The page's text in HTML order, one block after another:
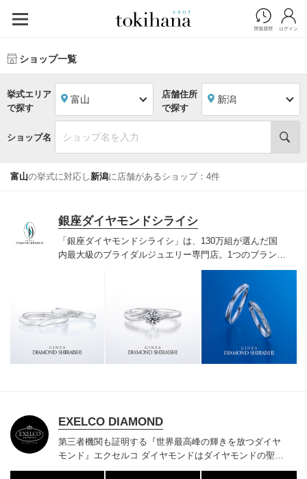
ショップ一覧
挙式エリア
で探す
富山
店舗住所
で探す
新潟
ショップ名
富山の挙式に対応し新潟に店舗があるショップ：4件
銀座ダイヤモンドシライシ
「銀座ダイヤモンドシライシ」は、130万組が選んだ国
内最大級のブライダルジュエリー専門店。1つのブランド
では国内最大級の700種類以上の豊富なデザインを取り
揃え、ふたりの「似合う」と「好き」を同時に叶えた満
足の選択ができる指輪をご提案しています。多くのお客
様にご満足いただけている、一生身に着けるための指輪
のクオリティや購入後のアフターサービスをぜひ一度店
頭でお確かめください。
EXELCO DIAMOND
第三者機関も証明する『世界最高峰の輝きを放つダイヤ
モンド』 エクセルコ ダイヤモンドはダイヤモンドの聖地
ベルギー発祥で200年以上の歴史がある真のカッターズ